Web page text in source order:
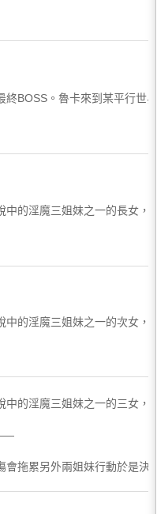
終BOSS。魯卡來到某平行
中的淫魔三姐妹之一的長女
中的淫魔三姐妹之一的次女
中的淫魔三姐妹之一的三女，
會拖累另外兩姐妹行動於是